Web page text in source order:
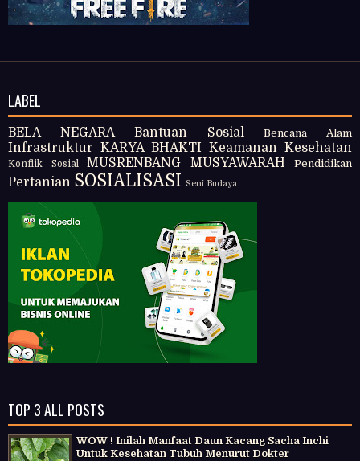
LABEL
BELA NEGARA Bantuan Sosial Bencana Alam
Infrastruktur KARYA BHAKTI Keamanan Kesehatan
Konflik Sosial MUSRENBANG MUSYAWARAH Pendidikan
Pertanian SOSIALISASI Seni Budaya
TOP 3 ALL POSTS
WOW ! Inilah Manfaat Daun Kacang Sacha Inchi
Untuk Kesehatan Tubuh Menurut Dokter